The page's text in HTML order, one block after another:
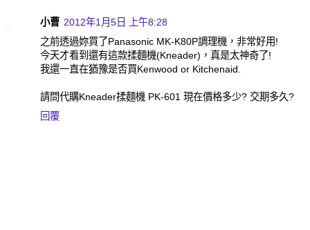
小曹 2012年1月5日 上午8:28
之前透過妳買了Panasonic MK-K80P調理機，非常好用!
今天才看到還有這款揉麵機(Kneader)，真是太神奇了!
我還一直在猶豫是否買Kenwood or Kitchenaid.
請問代購Kneader揉麵機 PK-601 現在價格多少? 交期多久?
回覆